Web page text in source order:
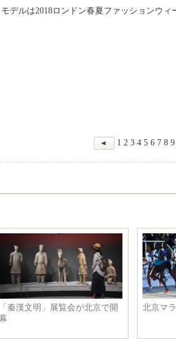
デルは2018ロンドン春夏ファッションウ
1 2 3 4 5 6 7 8 9
「秦漢文明」展覧会が北京で開
北京マ